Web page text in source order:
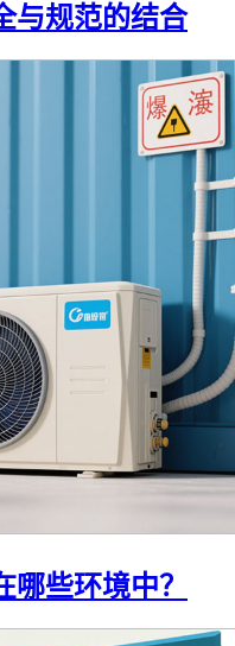
与规范的结合
哪些环境中？